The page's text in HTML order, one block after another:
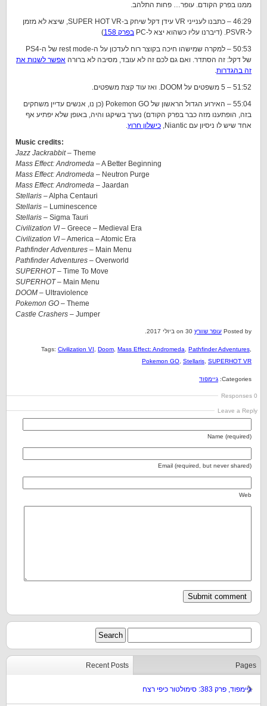
ממנו בפרק הקודם. עופר… פחות התלהב.
46:29 – כתבנו לענייני VR עידן דקל שיחק ב-SUPER HOT VR, שיצא לא מזמן
ל-PSVR. (דיברנו עליו כשהוא יצא ל-PC
בפרק 158
)
50:53 – למקרה שמישהו חיכה בקוצר רוח לעדכון על ה-rest mode של ה-PS4
של דקל: זה הסתדר. ואם גם לכם זה לא עובד, מסיבה לא ברורה אפשר לשנות את
זה בהגדרות.
51:52 – 5 משפטים על DOOM. ואז עוד קצת משפטים.
55:04 – האירוע הגדול הראשון של Pokemon GO (כן נו, אנשים עדיין משחקים
בזה, הופתענו מזה כבר בפרק הקודם) נערך בשיקגו והיה, באופן שלא יפתיע אף
אחד שיש לו ניסיון עם Niantic,
כישלון חרוץ.
Music credits:
Jazz Jackrabbit– Theme
Mass Effect: Andromeda – A Better Beginning
Mass Effect: Andromeda – Neutron Purge
Mass Effect: Andromeda – Jaardan
Stellaris – Alpha Centauri
Stellaris – Luminescence
Stellaris – Sigma Tauri
Civilization VI – Greece – Medieval Era
Civilization VI – America – Atomic Era
Pathfinder Adventures – Main Menu
Pathfinder Adventures – Overworld
SUPERHOT– Time To Move
SUPERHOT– Main Menu
DOOM – Ultraviolence
Pokemon GO – Theme
Castle Crashers – Jumper
Posted by עופר שוורץ
Tags: Civilization VI Doom Mass Effect: Andromeda Pathfinder Adventures
Pokemon GO Stellaris SUPERHOT VR
Categories: גיימפוד
0 Responses
Leave a Reply
Name (required)
Email (required, but never shared)
Web
Recent Posts Pages
גיימפוד, פרק 383: סימולטור כיפי רצח